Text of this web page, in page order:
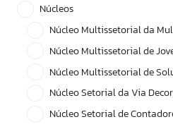
Núcleos
Núcleo Multissetorial da
Núcleo Multissetorial de
Núcleo Multissetorial de
Núcleo Setorial da Via
Núcleo Setorial de